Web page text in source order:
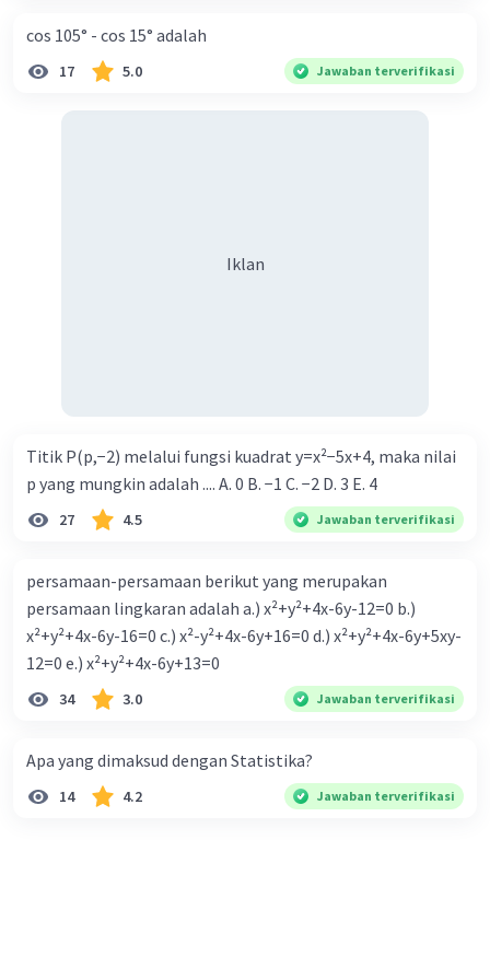
Maka
Dinda : 4j + 2a = 96.000
Dede : 2j + 3a = 72.000
-8a = -96.000 = 8a = 96.000 a = 96.000÷8 a = 12.000
4j + 2(12.000) = 96.000
4j + 24.000 = 96.000
4j = 96.000-24.000
4j = 72.000
J = 18.000
Maka harga 1kg jeruk adalah 18.000 dan harga
1kg apel adalah 12.000
Beri Rating Balas
cos 105° - cos 15° adalah
17 5.0 Jawaban terverifikasi
Iklan
Titik P(p,−2) melalui fungsi kuadrat y=x²−5x+4, maka nilai
p yang mungkin adalah .... A. 0 B. −1 C. −2 D. 3 E. 4
27 4.5 Jawaban terverifikasi
persamaan-persamaan berikut yang merupakan
persamaan lingkaran adalah a.) x²+y²+4x-6y-12=0 b.)
x²+y²+4x-6y-16=0 c.) x²-y²+4x-6y+16=0 d.) x²+y²+4x-6y+5xy-
12=0 e.) x²+y²+4x-6y+13=0
34 3.0 Jawaban terverifikasi
Apa yang dimaksud dengan Statistika?
14 4.2 Jawaban terverifikasi